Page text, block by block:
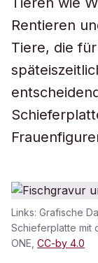
Rentieren
Tiere, die
Links: Grafische
Schieferplatte mit
ONE, CC-by 4.0